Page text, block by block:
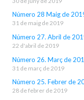
Número 28 Maig de
31 de maig de 2019
Número 27. Abril de
22 d'abril de 2019
Número 26. Març de
31 de març de 2019
Número 25. Febrer de
28 de febrer de 2019